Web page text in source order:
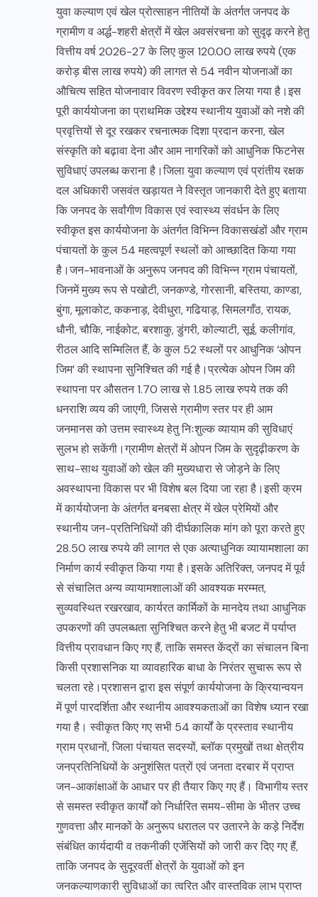
युवा कल्याण एवं खेल प्रोत्साहन नीतियों के अंतर्गत जनपद के
ग्रामीण व अर्द्ध-शहरी क्षेत्रों में खेल अवसंरचना को सुदृढ़ करने हेतु
वित्तीय वर्ष 2026-27 के लिए कुल 120.00 लाख रुपये (एक
करोड़ बीस लाख रुपये) की लागत से 54 नवीन योजनाओं का
औचित्य सहित योजनावार विवरण स्वीकृत कर लिया गया है।इस
पूरी कार्ययोजना का प्राथमिक उद्देश्य स्थानीय युवाओं को नशे की
प्रवृत्तियों से दूर रखकर रचनात्मक दिशा प्रदान करना, खेल
संस्कृति को बढ़ावा देना और आम नागरिकों को आधुनिक फिटनेस
सुविधाएं उपलब्ध कराना है।जिला युवा कल्याण एवं प्रांतीय रक्षक
दल अधिकारी जसवंत खड़ायत ने विस्तृत जानकारी देते हुए बताया
कि जनपद के सर्वांगीण विकास एवं स्वास्थ्य संवर्धन के लिए
स्वीकृत इस कार्ययोजना के अंतर्गत विभिन्न विकासखंडों और ग्राम
पंचायतों के कुल 54 महत्वपूर्ण स्थलों को आच्छादित किया गया
है।जन-भावनाओं के अनुरूप जनपद की विभिन्न ग्राम पंचायतों,
जिनमें मुख्य रूप से पखोटी, जनकण्डे, गोरसानी, बस्तिया, काण्डा,
बुंगा, मूलाकोट, ककनाड़, देवीधुरा, गढियाड़, सिमलगाँठ, रायक,
धौनी, चौकि, नाईकोट, बरशाकु, डुंगरी, कोल्याटी, सूई, कलीगांव,
रीठल आदि सम्मिलित हैं, के कुल 52 स्थलों पर आधुनिक ‘ओपन
जिम’ की स्थापना सुनिश्चित की गई है।प्रत्येक ओपन जिम की
स्थापना पर औसतन 1.70 लाख से 1.85 लाख रुपये तक की
धनराशि व्यय की जाएगी, जिससे ग्रामीण स्तर पर ही आम
जनमानस को उत्तम स्वास्थ्य हेतु निःशुल्क व्यायाम की सुविधाएं
सुलभ हो सकेंगी।ग्रामीण क्षेत्रों में ओपन जिम के सुदृढ़ीकरण के
साथ-साथ युवाओं को खेल की मुख्यधारा से जोड़ने के लिए
अवस्थापना विकास पर भी विशेष बल दिया जा रहा है।इसी क्रम
में कार्ययोजना के अंतर्गत बनबसा क्षेत्र में खेल प्रेमियों और
स्थानीय जन-प्रतिनिधियों की दीर्घकालिक मांग को पूरा करते हुए
28.50 लाख रुपये की लागत से एक अत्याधुनिक व्यायामशाला का
निर्माण कार्य स्वीकृत किया गया है।इसके अतिरिक्त, जनपद में पूर्व
से संचालित अन्य व्यायामशालाओं की आवश्यक मरम्मत,
सुव्यवस्थित रखरखाव, कार्यरत कार्मिकों के मानदेय तथा आधुनिक
उपकरणों की उपलब्धता सुनिश्चित करने हेतु भी बजट में पर्याप्त
वित्तीय प्रावधान किए गए हैं, ताकि समस्त केंद्रों का संचालन बिना
किसी प्रशासनिक या व्यावहारिक बाधा के निरंतर सुचारू रूप से
चलता रहे।प्रशासन द्वारा इस संपूर्ण कार्ययोजना के क्रियान्वयन
में पूर्ण पारदर्शिता और स्थानीय आवश्यकताओं का विशेष ध्यान रखा
गया है। स्वीकृत किए गए सभी 54 कार्यों के प्रस्ताव स्थानीय
ग्राम प्रधानों, जिला पंचायत सदस्यों, ब्लॉक प्रमुखों तथा क्षेत्रीय
जनप्रतिनिधियों के अनुशंसित पत्रों एवं जनता दरबार में प्राप्त
जन-आकांक्षाओं के आधार पर ही तैयार किए गए हैं। विभागीय स्तर
से समस्त स्वीकृत कार्यों को निर्धारित समय-सीमा के भीतर उच्च
गुणवत्ता और मानकों के अनुरूप धरातल पर उतारने के कड़े निर्देश
संबंधित कार्यदायी व तकनीकी एजेंसियों को जारी कर दिए गए हैं,
ताकि जनपद के सुदूरवर्ती क्षेत्रों के युवाओं को इन
जनकल्याणकारी सुविधाओं का त्वरित और वास्तविक लाभ प्राप्त